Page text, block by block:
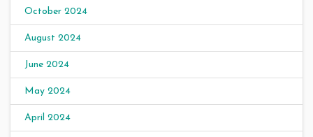
October 2024
August 2024
June 2024
May 2024
April 2024